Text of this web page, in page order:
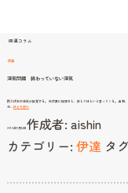
ン
関連コラム
伊達
浮気問題 終わっていない浮気
例えば夫の浮気が発覚する。 夫は妻に謝罪をし、許してほしいと言ってくる。 当
め…続きを読む浮
題
て
2015年11月14日作成者: aishin
カテゴリー: 伊達 タ